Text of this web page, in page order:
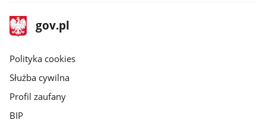
stopka
gov.pl
Strona
gov.pl
gov.pl
Polityka cookies
Służba cywilna
Profil zaufany
BIP